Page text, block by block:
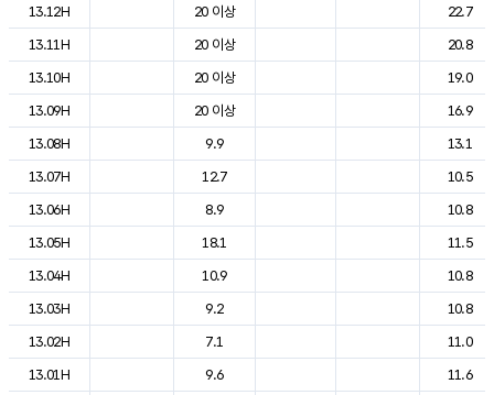
13.12H
20 이상
22.7
13.11H
20 이상
20.8
13.10H
20 이상
19.0
13.09H
20 이상
16.9
13.08H
9.9
13.1
13.07H
12.7
10.5
13.06H
8.9
10.8
13.05H
18.1
11.5
13.04H
10.9
10.8
13.03H
9.2
10.8
13.02H
7.1
11.0
13.01H
9.6
11.6